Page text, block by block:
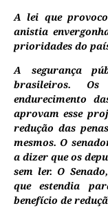
A lei que
anistia
prioridades do
A segurança
brasileiros.
endurecimento
aprovam esse
redução das
mesmos. O
a dizer que os
sem ler. O
que estendia
benefício de